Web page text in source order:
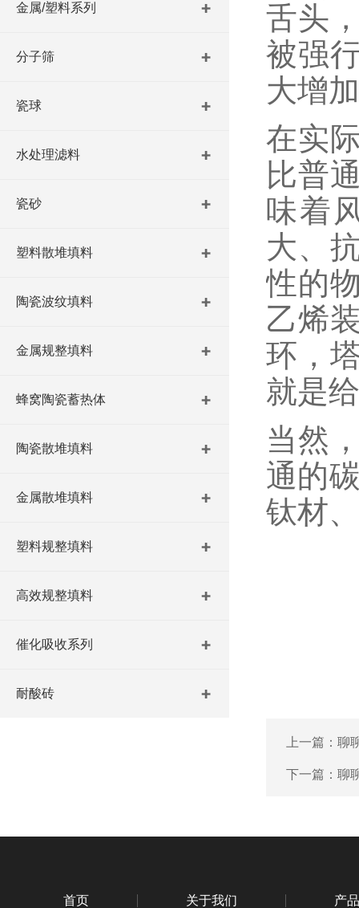
金属/塑料系列
分子筛
瓷球
水处理滤料
瓷砂
塑料散堆填料
陶瓷波纹填料
金属规整填料
蜂窝陶瓷蓄热体
陶瓷散堆填料
金属散堆填料
塑料规整填料
高效规整填料
催化吸收系列
耐酸砖
舌头
被强
大增
在实
比普
味着
大、
性的
乙烯
环，
就是
当然
通的
钛材
上一篇： 聊
下一篇： 聊
首页 关于我们 产